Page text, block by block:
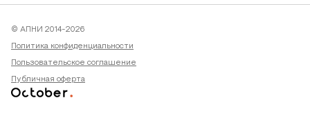
© АПНИ 2014-2026
Политика конфиденциальности
Пользовательское соглашение
Публичная оферта